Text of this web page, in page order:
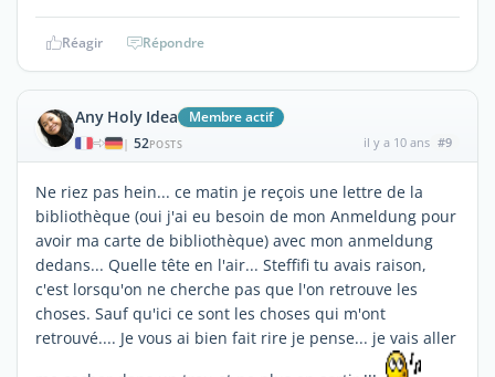
Réagir Répondre
Any Holy Idea Membre actif
| 52POSTS il y a 10 ans #9
Ne riez pas hein... ce matin je reçois une lettre de la
bibliothèque (oui j'ai eu besoin de mon Anmeldung pour
avoir ma carte de bibliothèque) avec mon anmeldung
dedans... Quelle tête en l'air... Steffifi tu avais raison,
c'est lorsqu'on ne cherche pas que l'on retrouve les
choses. Sauf qu'ici ce sont les choses qui m'ont
retrouvé.... Je vous ai bien fait rire je pense... je vais aller